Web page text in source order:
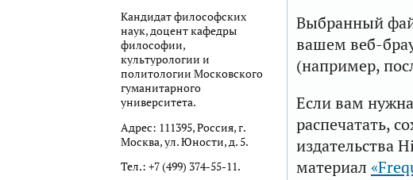
Кандидат философских
наук, доцент кафедры
философии,
культурологии и
политологии Московского
гуманитарного
университета.
Адрес: 111395, Россия, г.
Москва, ул. Юности, д. 5.
Тел.: +7 (499) 374-55-11.
Выбранный
вашем веб-
(например,
Если вам
распечатать,
издательства
материал